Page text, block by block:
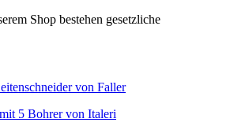
Shop bestehen gesetzliche
von Faller
5 Bohrer von Italeri